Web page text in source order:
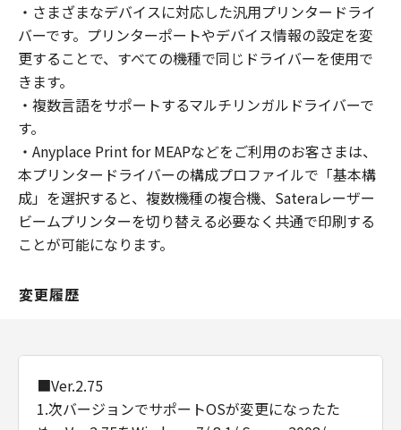
・さまざまなデバイスに対応した汎用プリンタードライ
バーです。プリンターポートやデバイス情報の設定を変
更することで、すべての機種で同じドライバーを使用で
きます。
・複数言語をサポートするマルチリンガルドライバーで
す。
・Anyplace Print for MEAPなどをご利用のお客さまは、
本プリンタードライバーの構成プロファイルで「基本構
成」を選択すると、複数機種の複合機、Sateraレーザー
ビームプリンターを切り替える必要なく共通で印刷する
ことが可能になります。
変更履歴
■Ver.2.75
1.次バージョンでサポートOSが変更になったた